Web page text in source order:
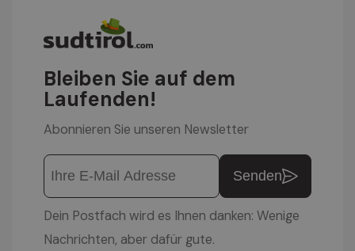
Bleiben Sie auf dem
Laufenden!
Abonnieren Sie unseren Newsletter
Senden
Dein Postfach wird es Ihnen danken: Wenige
Nachrichten, aber dafür gute.